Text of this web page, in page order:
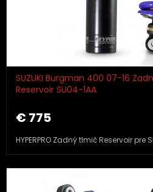
SUZUKI Burgman 400 07-16
Reservoir SU04-1AA
€ 775
HYPERPRO Zadný tlmič Reservoir pre